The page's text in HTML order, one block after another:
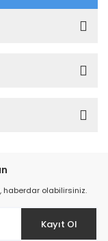
haberdar olabilirsiniz.
Kayıt Ol